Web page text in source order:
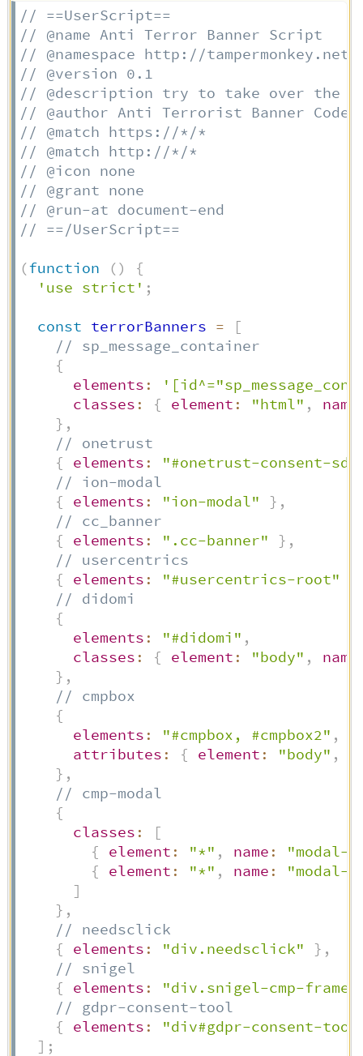
// ==UserScript==
// @name Anti Terror Banner Script
// @namespace http://tampermonkey.net/
// @version 0.1
// @description try to take over the
// @author Anti Terrorist Banner Coder
// @match https://*/*
// @match http://*/*
// @icon none
// @grant none
// @run-at document-end
// ==/UserScript==
(function ()
{
'use strict' ;
const terrorBanners =
[
// sp_message_container
{
elements :
classes : { element : "html" , name
} ,
// onetrust
{
elements :
"#onetrust-consent-
// ion-modal
{
elements : "ion-modal" } ,
// cc_banner
{
elements : ".cc-banner" } ,
// usercentrics
{
elements : "#usercentrics-root"
// didomi
{
elements : "#didomi" ,
classes : { element : "body" , name
} ,
// cmpbox
{
elements : "#cmpbox, #cmpbox2" ,
attributes : { element : "body" ,
} ,
// cmp-modal
{
classes :
[
{
element : "*" , name :
"modal-
{
element : "*" , name :
"modal-
]
} ,
// needsclick
{
elements : "div.needsclick" } ,
// snigel
{
elements :
"div.snigel-cmp-
// gdpr-consent-tool
{
elements :
"div#gdpr-consent-
] ;